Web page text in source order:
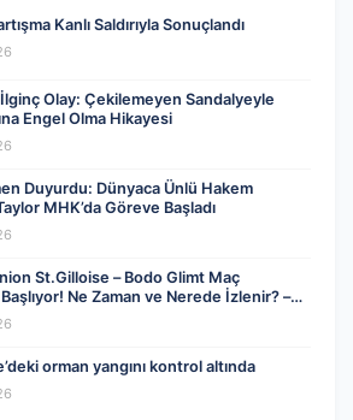
Kanlı Saldırıyla Sonuçlandı
İlginç Olay: Çekilemeyen Sandalyeyle
Engel Olma Hikayesi
Duyurdu: Dünyaca Ünlü Hakem
MHK’da Göreve Başladı
St.Gilloise – Bodo Glimt Maç
Ne Zaman ve Nerede İzlenir? –
2026
orman yangını kontrol altında